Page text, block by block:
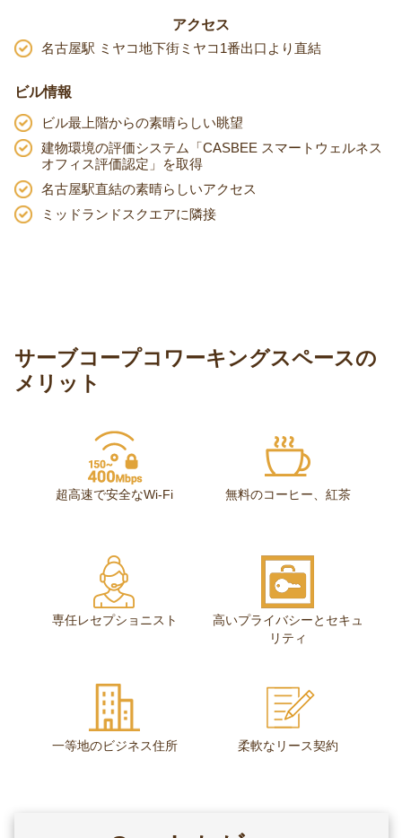
アクセス
名古屋駅 ミヤコ地下街ミヤコ1番出口より直結
ビル情報
ビル最上階からの素晴らしい眺望
建物環境の評価システム「CASBEE スマートウェルネス
オフィス評価認定」を取得
名古屋駅直結の素晴らしいアクセス
ミッドランドスクエアに隣接
サーブコープコワーキングスペースの
メリット
超高速で安全なWi-Fi 無料のコーヒー、紅茶
専任レセプショニスト
高いプライバシーとセキュ
リティ
一等地のビジネス住所 柔軟なリース契約